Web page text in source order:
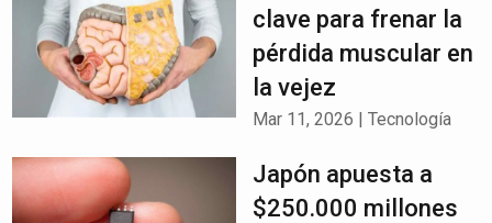
clave para frenar la
pérdida muscular en
la vejez
Mar 11, 2026 |Tecnología
Japón apuesta a
$250.000 millones